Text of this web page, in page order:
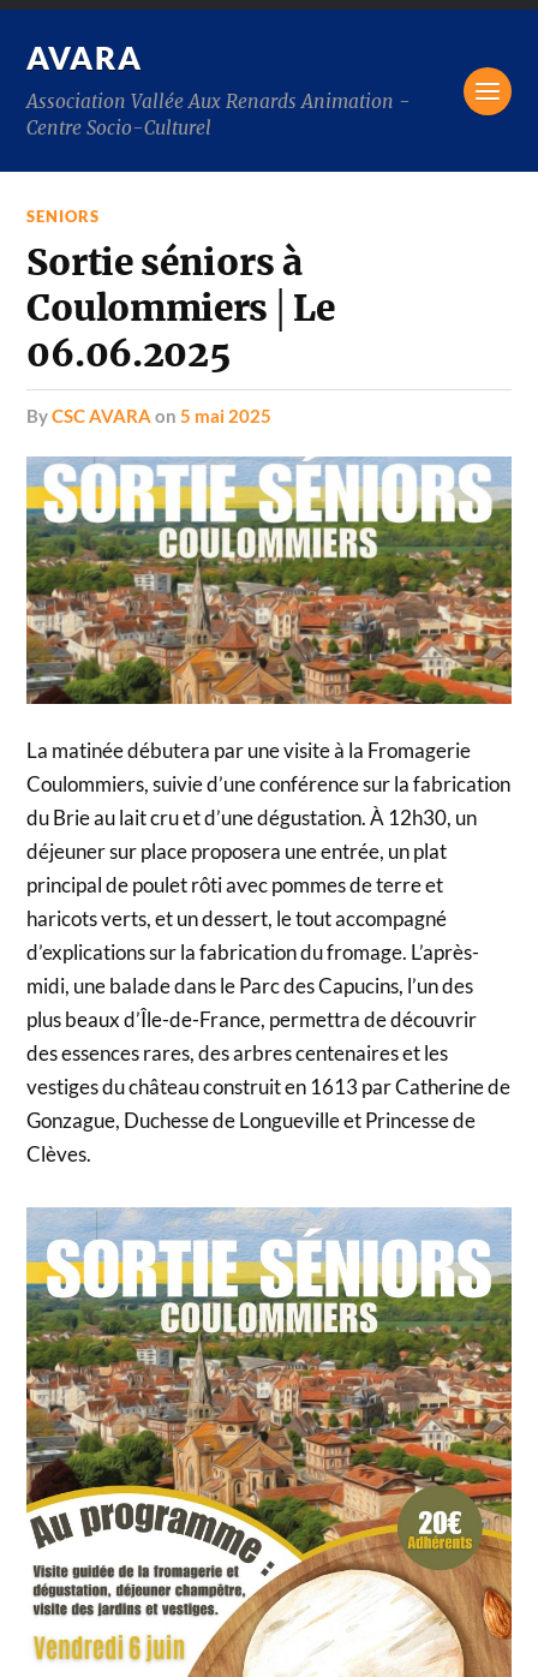
AVARA
Association Vallée Aux Renards Animation -
Centre Socio-Culturel
SENIORS
Sortie séniors à
Coulommiers│Le
06.06.2025
byCSC AVARA on5 mai 2025
La matinée débutera par une visite à la Fromagerie
Coulommiers, suivie d’une conférence sur la fabrication
du Brie au lait cru et d’une dégustation. À 12h30, un
déjeuner sur place proposera une entrée, un plat
principal de poulet rôti avec pommes de terre et
haricots verts, et un dessert, le tout accompagné
d’explications sur la fabrication du fromage. L’après-
midi, une balade dans le Parc des Capucins, l’un des
plus beaux d’Île-de-France, permettra de découvrir
des essences rares, des arbres centenaires et les
vestiges du château construit en 1613 par Catherine de
Gonzague, Duchesse de Longueville et Princesse de
Clèves.